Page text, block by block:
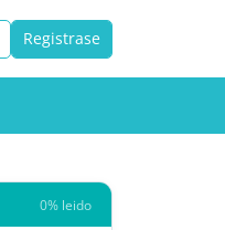
Registrase
0% leido